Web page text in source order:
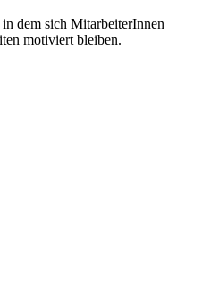
dem sich MitarbeiterInnen
motiviert bleiben.